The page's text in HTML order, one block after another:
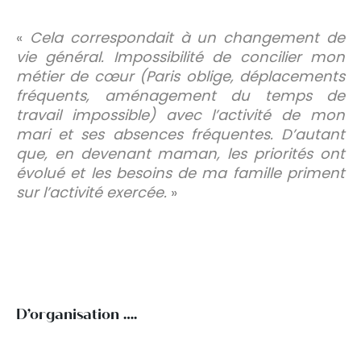
« Cela correspondait à un changement de
vie général. Impossibilité de concilier mon
métier de cœur (Paris oblige, déplacements
fréquents, aménagement du temps de
travail impossible) avec l’activité de mon
mari et ses absences fréquentes. D’autant
que, en devenant maman, les priorités ont
évolué et les besoins de ma famille priment
sur l’activité exercée. »
D’organisation ….